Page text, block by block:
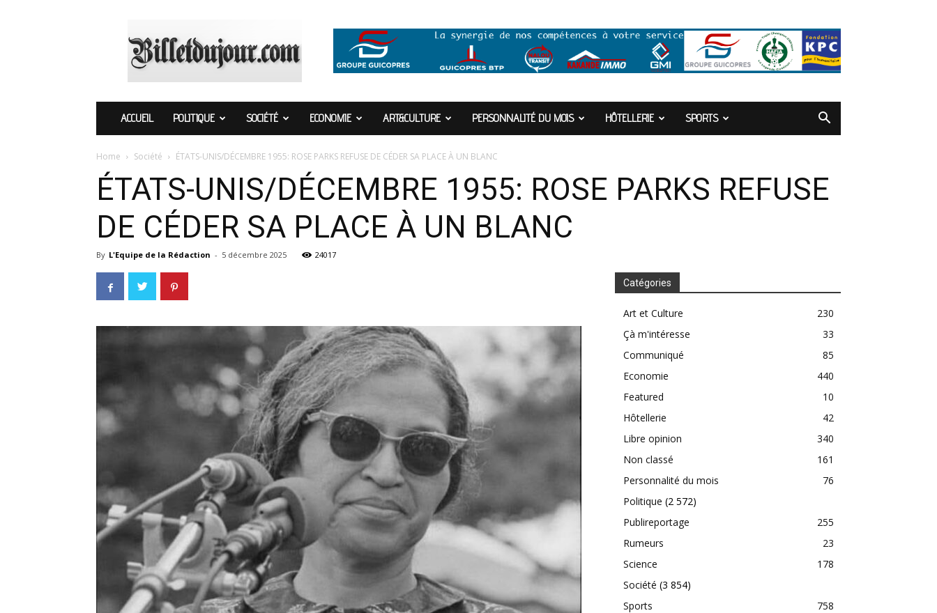
ACCUEIL POLITIQUE SOCIÉTÉ ECONOMIE ART&CULTURE PERSONNALITÉ DU MOIS HÔTELLERIE SPORTS
Home Société ÉTATS-UNIS/DÉCEMBRE 1955: ROSE PARKS REFUSE DE CÉDER SA PLACE À UN BLANC
ÉTATS-UNIS/DÉCEMBRE 1955: ROSE PARKS REFUSE
DE CÉDER SA PLACE À UN BLANC
By L'Equipe de la Rédaction - 5 décembre 2025 24017
Catégories
Art et Culture
230
Çà m'intéresse
33
Communiqué
85
Economie
440
Featured
10
Hôtellerie
42
Libre opinion
340
Non classé
161
Personnalité du mois
76
Politique (2 572)
Publireportage
255
Rumeurs
23
Science
178
Société (3 854)
Sports
758